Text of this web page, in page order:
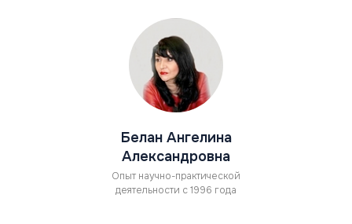
Белан Ангелина
Александровна
Опыт научно-практической
деятельности с 1996 года